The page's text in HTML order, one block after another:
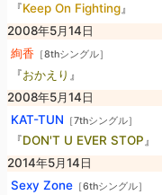
『Keep On Fighting』
2008年5月14日
絢香
［8thシングル］
『おかえり 』
2008年5月14日
KAT-TUN
［7thシングル］
『DON'T U EVER STOP』
2014年5月14日
Sexy Zone ［6thシングル］